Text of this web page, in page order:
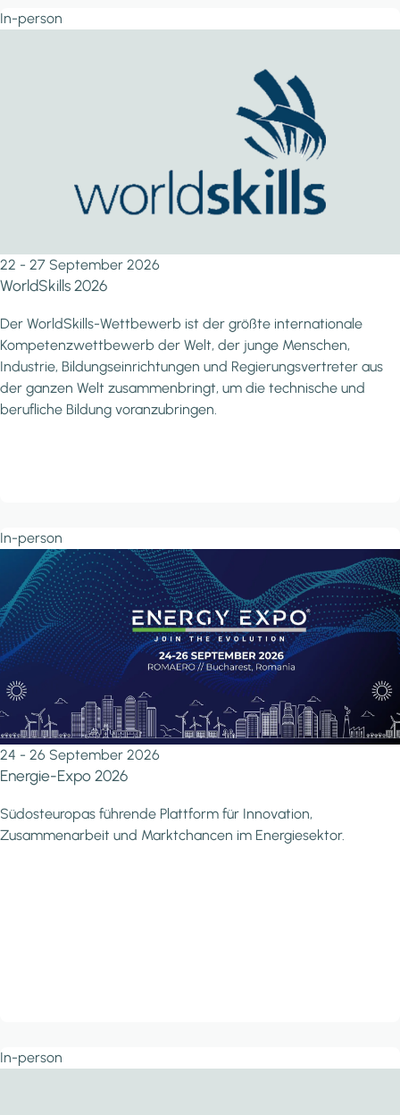
In-person
22 - 27 September 2026
WorldSkills 2026
Der WorldSkills-Wettbewerb ist der größte internationale
Kompetenzwettbewerb der Welt, der junge Menschen,
Industrie, Bildungseinrichtungen und Regierungsvertreter aus
der ganzen Welt zusammenbringt, um die technische und
berufliche Bildung voranzubringen.
In-person
24 - 26 September 2026
Energie-Expo 2026
Südosteuropas führende Plattform für Innovation,
Zusammenarbeit und Marktchancen im Energiesektor.
In-person